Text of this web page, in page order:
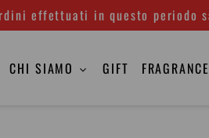
effettuati in questo periodo
CHI SIAMO GIFT